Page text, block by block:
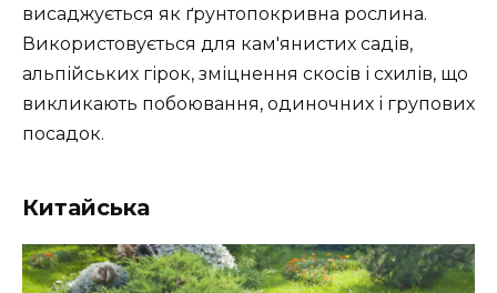
висаджується як ґрунтопокривна рослина.
Використовується для кам'янистих садів,
альпійських гірок, зміцнення скосів і схилів, що
викликають побоювання, одиночних і групових
посадок.
Китайська